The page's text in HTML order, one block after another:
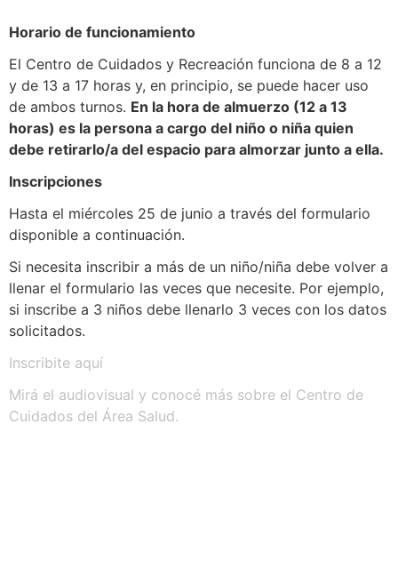
Horario de funcionamiento
El Centro de Cuidados y Recreación funciona de 8 a 12
y de 13 a 17 horas y, en principio, se puede hacer uso
de ambos turnos. En la hora de almuerzo (12 a 13
horas) es la persona a cargo del niño o niña quien
debe retirarlo/a del espacio para almorzar junto a ella.
Inscripciones
Hasta el miércoles 25 de junio a través del formulario
disponible a continuación.
Si necesita inscribir a más de un niño/niña debe volver a
llenar el formulario las veces que necesite. Por ejemplo,
si inscribe a 3 niños debe llenarlo 3 veces con los datos
solicitados.
Inscribite aquí
Mirá el audiovisual y conocé más sobre el Centro de
Cuidados del Área Salud.